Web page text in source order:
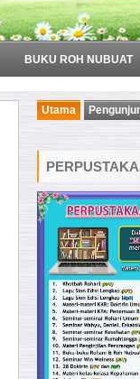
BUKU ROH NUBUAT
Utama